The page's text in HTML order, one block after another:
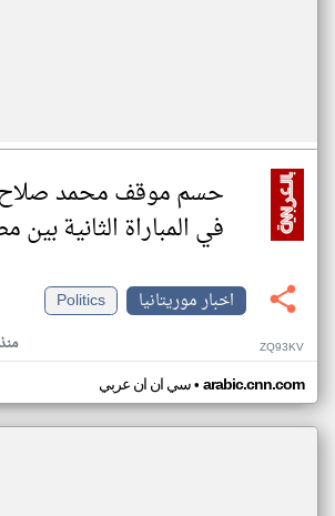
حسم موقف محمد صلاح
في المباراة الثانية بين
اخبار موريتانيا
Politics
ZQ93KV
سي ان ان عربي• arabic.cnn.com